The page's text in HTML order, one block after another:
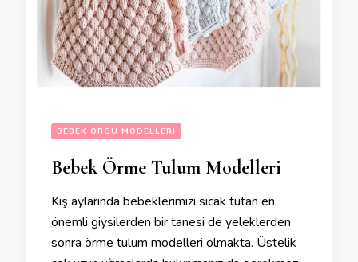
BEBEK ÖRGÜ MODELLERI
Bebek Örme Tulum Modelleri
Kış aylarında bebeklerimizi sıcak tutan en
önemli giysilerden bir tanesi de yeleklerden
sonra örme tulum modelleri olmakta. Üstelik